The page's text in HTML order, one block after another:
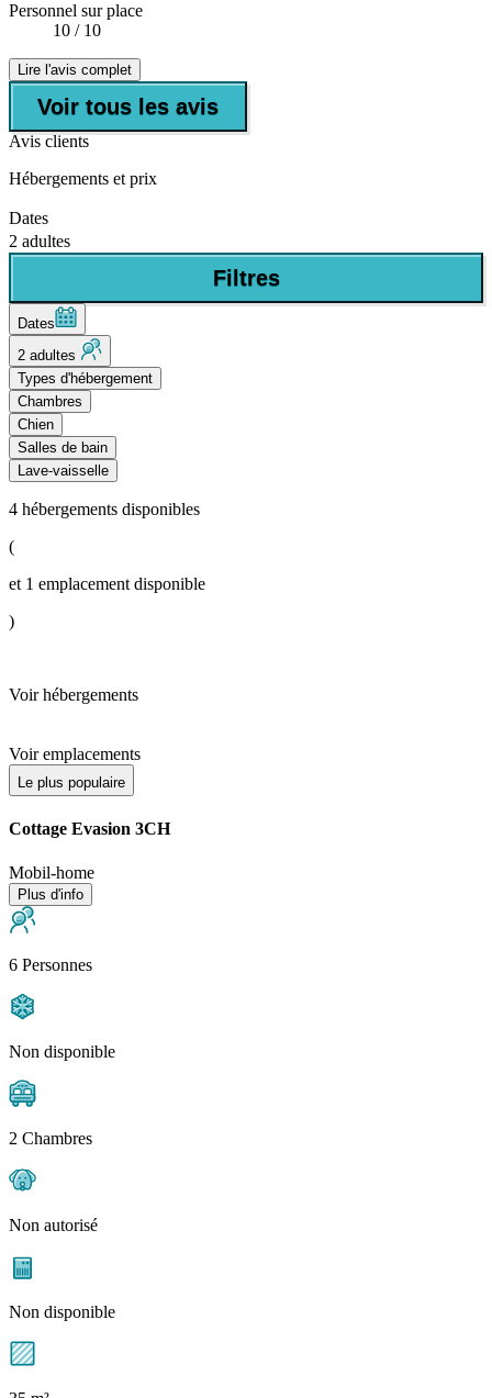
Personnel sur place
10 / 10
Lire l'avis complet
Voir tous les avis
Avis clients
Hébergements et prix
Dates
2 adultes
Filtres
Dates
2 adultes
Types d'hébergement
Chambres
Chien
Salles de bain
Lave-vaisselle
4 hébergements disponibles
(
et 1 emplacement disponible
)
Voir hébergements
Voir emplacements
Le plus populaire
Cottage Evasion 3CH
Mobil-home
Plus d'info
6 Personnes
Non disponible
2 Chambres
Non autorisé
Non disponible